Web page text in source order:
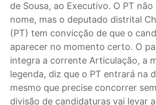
de Sousa, ao Executivo. O PT não
nome, mas o deputado distrital
(PT) tem convicção de que o
aparecer no momento certo. O
integra a corrente Articulação, a
legenda, diz que o PT entrará na
mesmo que precise concorrer
divisão de candidaturas vai levar